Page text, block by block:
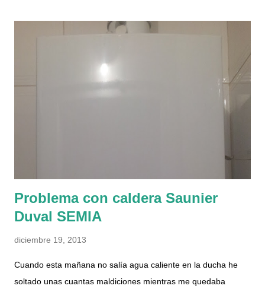
Problema con caldera Saunier
Duval SEMIA
diciembre 19, 2013
Cuando esta mañana no salía agua caliente en la ducha he
soltado unas cuantas maldiciones mientras me quedaba